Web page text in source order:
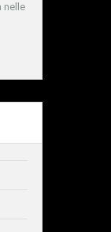
nelle